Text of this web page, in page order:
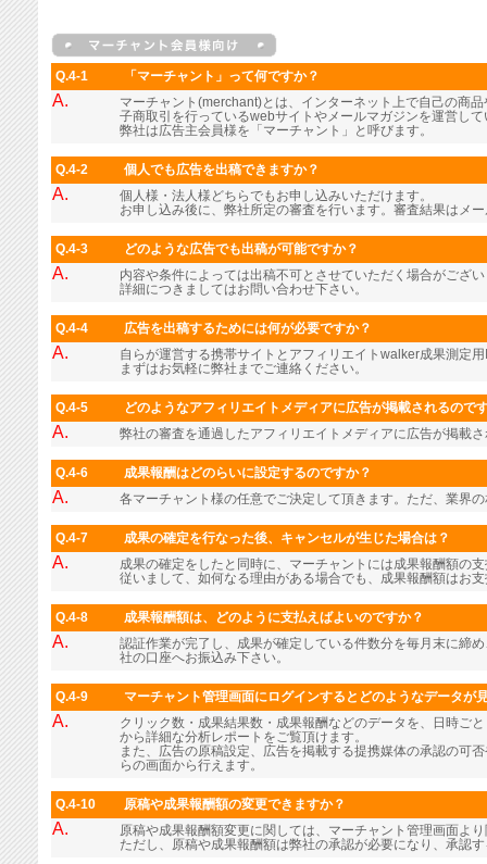
Q.4-1 「マーチャント」って何ですか？
A.
マーチャント(merchant)とは、インターネット上で自己の商
子商取引を行っているwebサイトやメールマガジンを運営し
弊社は広告主会員様を「マーチャント」と呼びます。
Q.4-2 個人でも広告を出稿できますか？
A.
個人様・法人様どちらでもお申し込みいただけます。
お申し込み後に、弊社所定の審査を行います。審査結果はメ
Q.4-3 どのような広告でも出稿が可能ですか？
A.
内容や条件によっては出稿不可とさせていただく場合がござ
詳細につきましてはお問い合わせ下さい。
Q.4-4 広告を出稿するためには何が必要ですか？
A.
自らが運営する携帯サイトとアフィリエイトwalker成果測定
まずはお気軽に弊社までご連絡ください。
Q.4-5 どのようなアフィリエイトメディアに広告が掲載されるので
A. 弊社の審査を通過したアフィリエイトメディアに広告が掲載
Q.4-6 成果報酬はどのらいに設定するのですか？
A. 各マーチャント様の任意でご決定して頂きます。ただ、業界
Q.4-7 成果の確定を行なった後、キャンセルが生じた場合は？
A.
成果の確定をしたと同時に、マーチャントには成果報酬額の
従いまして、如何なる理由がある場合でも、成果報酬額はお
Q.4-8 成果報酬額は、どのように支払えばよいのですか？
A.
認証作業が完了し、成果が確定している件数分を毎月末に締
社の口座へお振込み下さい。
Q.4-9 マーチャント管理画面にログインするとどのようなデータが
A.
クリック数・成果結果数・成果報酬などのデータを、日時ご
から詳細な分析レポートをご覧頂けます。
また、広告の原稿設定、広告を掲載する提携媒体の承認の可
らの画面から行えます。
Q.4-10 原稿や成果報酬額の変更できますか？
A.
原稿や成果報酬額変更に関しては、マーチャント管理画面よ
ただし、原稿や成果報酬額は弊社の承認が必要になり、承認